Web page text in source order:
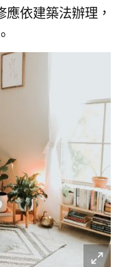
應依建築法辦理，